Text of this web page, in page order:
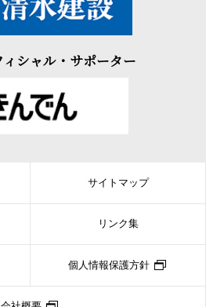
シャル・サポーター
サイトマップ
リンク集
個人情報保護方針